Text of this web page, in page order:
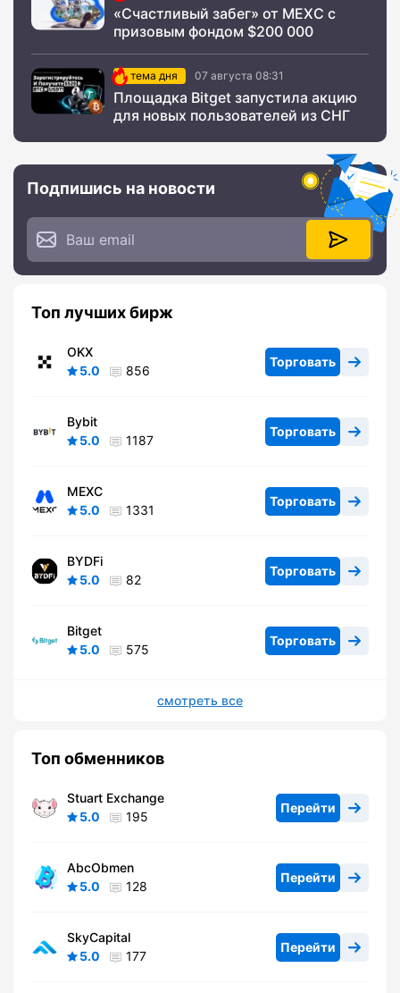
«Счастливый забег» от MEXC с
призовым фондом $200 000
тема дня 07 августа 08:31
Площадка Bitget запустила акцию
для новых пользователей из СНГ
Подпишись на новости
Топ лучших бирж
OKX
5.0
856
Торговать
Bybit
5.0
1187
Торговать
MEXC
5.0
1331
Торговать
BYDFi
5.0
82
Торговать
Bitget
5.0
575
Торговать
смотреть все
Топ обменников
Stuart Exchange
5.0
195
Перейти
AbcObmen
5.0
128
Перейти
SkyCapital
5.0
177
Перейти